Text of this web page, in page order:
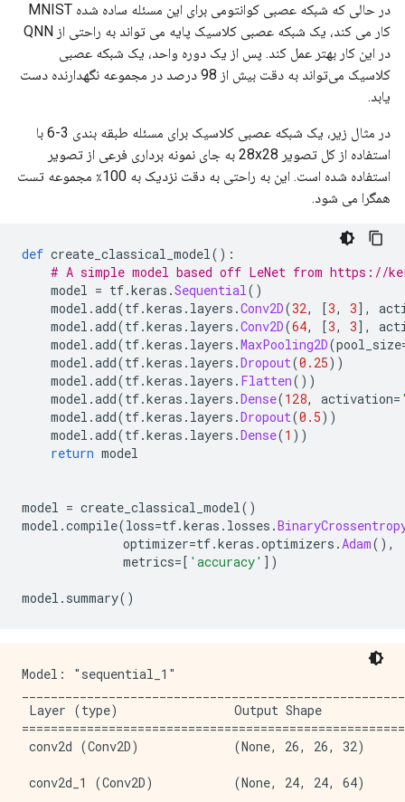
در حالی که شبکه عصبی کوانتومی برای این مسئله ساده شده MNIST
کار می کند، یک شبکه عصبی کلاسیک پایه می تواند به راحتی از QNN
در این کار بهتر عمل کند. پس از یک دوره واحد، یک شبکه عصبی
کلاسیک می‌تواند به دقت بیش از 98 درصد در مجموعه نگهدارنده دست
یابد.
در مثال زیر، یک شبکه عصبی کلاسیک برای مسئله طبقه بندی 3-6 با
استفاده از کل تصویر 28x28 به جای نمونه برداری فرعی از تصویر
استفاده شده است. این به راحتی به دقت نزدیک به 100٪ مجموعه تست
همگرا می شود.
def create_classical_model():
# A simple model based off LeNet from https://
model = tf.keras .Sequential()
model .add(tf.keras . layers .Conv2D(32, [3, 3],
model .add(tf.keras . layers .Conv2D(64, [3, 3],
model .add(tf.keras . layers .MaxPooling2D(pool_size
model .add(tf.keras . layers .Dropout(0.25))
model .add(tf.keras . layers . Flatten())
model .add(tf.keras . layers .Dense(128, activation=
model .add(tf.keras . layers .Dropout(0.5))
model .add(tf.keras . layers .Dense(1 ))
return model
model = create_classical_model()
model .compile(loss=tf.keras . losses .
optimizer=tf.keras .optimizers .Adam(),
metrics=[ 'accuracy' ])
model . summary()
Model: "sequential_1"
Layer (type)                Output Shape
conv2d (Conv2D)             (None, 26, 26,
conv2d_1 (Conv2D)           (None, 24, 24,